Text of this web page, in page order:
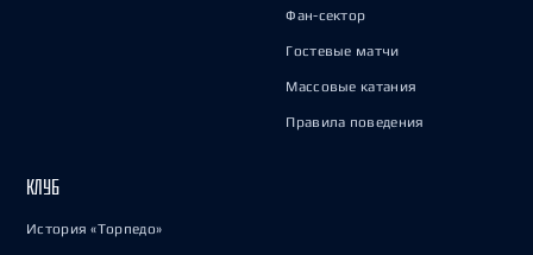
Фан-сектор
Гостевые матчи
Массовые катания
Правила поведения
КЛУБ
История «Торпедо»